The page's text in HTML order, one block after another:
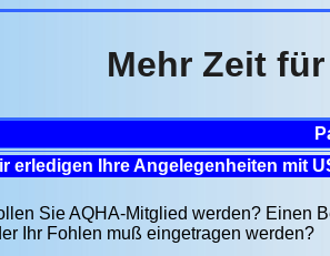
Mehr Zeit
erledigen Ihre Angelegenheiten mit
Sie AQHA-Mitglied werden? Einen
Ihr Fohlen muß eingetragen werden?